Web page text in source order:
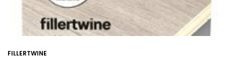
FILLERTWINE